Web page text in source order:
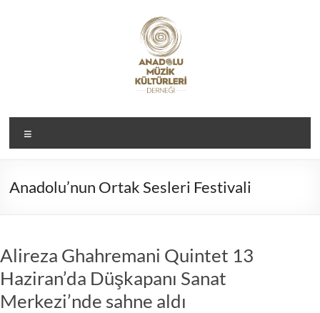
Anadolu
Müzik
Kültürleri
Anadolu’nun Ortak Sesleri Festivali
Alireza Ghahremani Quintet 13
Haziran’da Düşkapanı Sanat
Merkezi’nde sahne aldı